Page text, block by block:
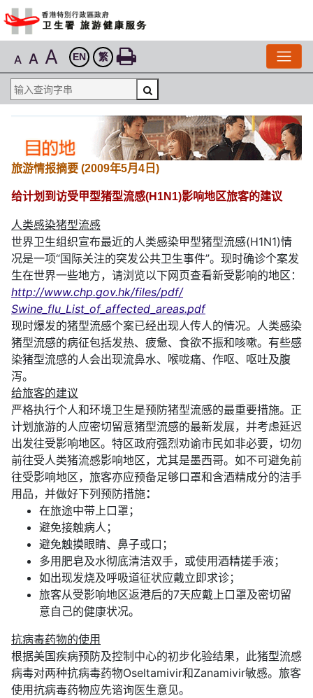
A A A EN 繁
旅游情报摘要 (2009年5月4日)
给计划到访受甲型猪型流感(H1N1)影响地区旅客的建议
人类感染猪型流感
世界卫生组织宣布最近的人类感染甲型猪型流感(H1N1)情
况是一项“国际关注的突发公共卫生事件”。现时确诊个案发
生在世界一些地方，请浏览以下网页查看新受影响的地区：
http://www.chp.gov.hk/files/pdf/
Swine_flu_List_of_affected_areas.pdf
现时爆发的猪型流感个案已经出现人传人的情况。人类感染
猪型流感的病征包括发热、疲惫、食欲不振和咳嗽。有些感
染猪型流感的人会出现流鼻水、喉咙痛、作呕、呕吐及腹
泻。
给旅客的建议
严格执行个人和环境卫生是预防猪型流感的最重要措施。正
计划旅游的人应密切留意猪型流感的最新发展，并考虑延迟
出发往受影响地区。特区政府强烈劝谕市民如非必要，切勿
前往受人类猪流感影响地区，尤其是墨西哥。如不可避免前
往受影响地区，旅客亦应预备足够口罩和含酒精成分的洁手
用品，并做好下列预防措施：
在旅途中带上口罩；
避免接触病人；
避免触摸眼睛、鼻子或口；
多用肥皂及水彻底清洁双手，或使用酒精搓手液；
如出现发烧及呼吸道征状应戴立即求诊；
旅客从受影响地区返港后的7天应戴上口罩及密切留
意自己的健康状况。
抗病毒药物的使用
根据美国疾病预防及控制中心的初步化验结果，此猪型流感
病毒对两种抗病毒药物Oseltamivir和Zanamivir敏感。旅客
使用抗病毒药物应先谘询医生意见。